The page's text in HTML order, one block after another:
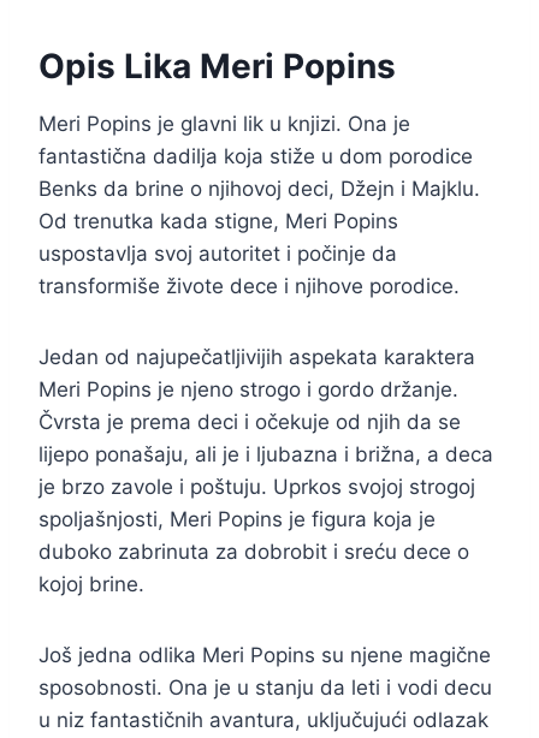
Opis Lika Meri Popins
Meri Popins je glavni lik u knjizi. Ona je
fantastična dadilja koja stiže u dom porodice
Benks da brine o njihovoj deci, Džejn i Majklu.
Od trenutka kada stigne, Meri Popins
uspostavlja svoj autoritet i počinje da
transformiše živote dece i njihove porodice.
Jedan od najupečatljivijih aspekata karaktera
Meri Popins je njeno strogo i gordo držanje.
Čvrsta je prema deci i očekuje od njih da se
lijepo ponašaju, ali je i ljubazna i brižna, a deca
je brzo zavole i poštuju. Uprkos svojoj strogoj
spoljašnjosti, Meri Popins je figura koja je
duboko zabrinuta za dobrobit i sreću dece o
kojoj brine.
Još jedna odlika Meri Popins su njene magične
sposobnosti. Ona je u stanju da leti i vodi decu
u niz fantastičnih avantura, uključujući odlazak